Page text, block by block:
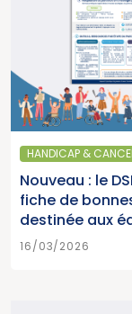
HANDICAP &
Nouveau : le
fiche de
destinée aux
16/03/2026